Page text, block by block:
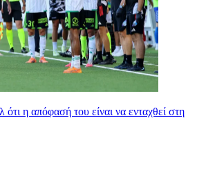
η απόφασή του είναι να ενταχθεί στη